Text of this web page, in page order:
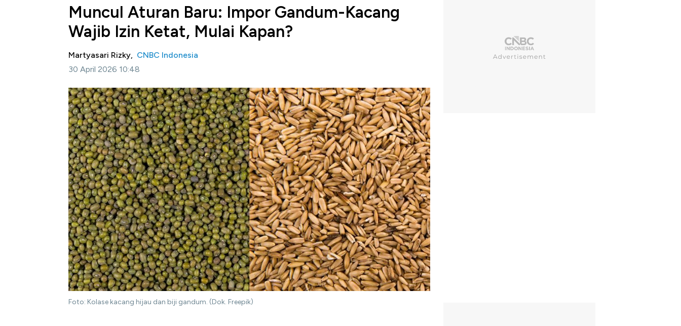
Muncul Aturan Baru: Impor Gandum-Kacang
Wajib Izin Ketat, Mulai Kapan?
Martyasari Rizky, CNBC Indonesia
30 April 2026 10:48
Foto: Kolase kacang hijau dan biji gandum. (Dok. Freepik)